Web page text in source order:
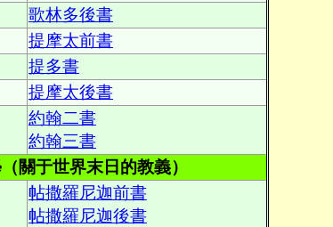
歌林多後書
提摩太前書
提多書
提摩太後書
約翰二書
約翰三書
關于世界末日的教義）
帖撒羅尼迦前書
帖撒羅尼迦後書